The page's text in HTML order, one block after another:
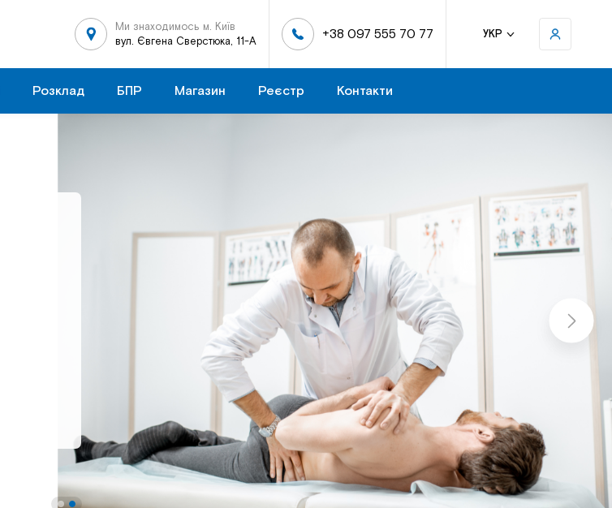
Ми знаходимось м. Київ
вул. Євгена Сверстюка, 11-А
+38 097 555 70 77 УКР
Розклад БПР Магазин Реєстр Контакти